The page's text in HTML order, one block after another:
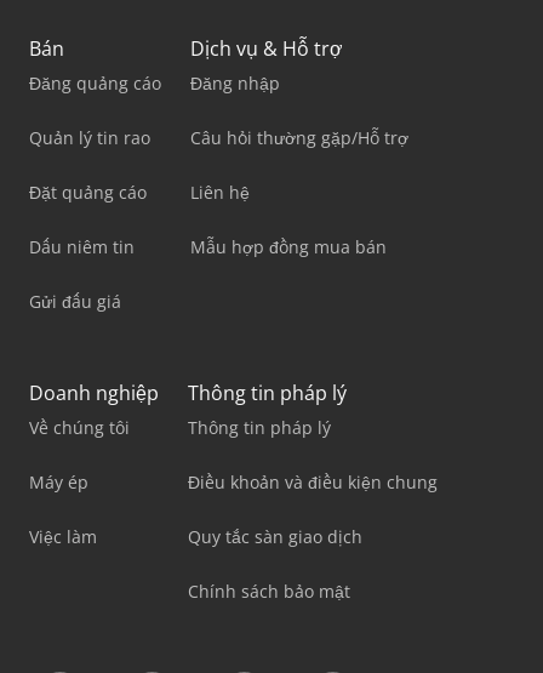
Bán
Đăng quảng cáo
Quản lý tin rao
Đặt quảng cáo
Dấu niêm tin
Gửi đấu giá
Dịch vụ & Hỗ trợ
Đăng nhập
Câu hỏi thường gặp/Hỗ trợ
Liên hệ
Mẫu hợp đồng mua bán
Doanh nghiệp
Về chúng tôi
Máy ép
Việc làm
Thông tin pháp lý
Thông tin pháp lý
Điều khoản và điều kiện chung
Quy tắc sàn giao dịch
Chính sách bảo mật